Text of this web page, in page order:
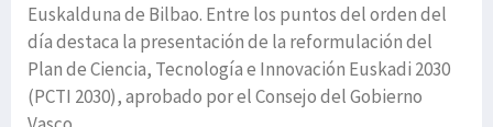
Euskalduna de Bilbao. Entre los puntos del orden del
día destaca la presentación de la reformulación del
Plan de Ciencia, Tecnología e Innovación Euskadi 2030
(PCTI 2030), aprobado por el Consejo del Gobierno